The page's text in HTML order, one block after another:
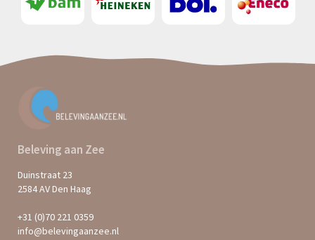
Beleving aan Zee
Duinstraat 23
2584 AV Den Haag
+31 (0)70 221 0359
info@belevingaanzee.nl